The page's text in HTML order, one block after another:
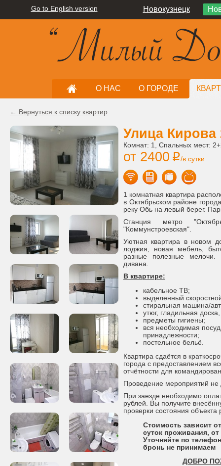
Go to English version Новокузнецк
О НАС О ГОРОДЕ
← Вернуться к списку квартир
Улица Кирова
Комнат: 1, Спальных мест:
от 2400 i/в сутки
1 комнатная квартира
в Октябрьском районе
реку Обь на левый берег.
Станция метро
"Коммунстроевская".
Уютная квартира в новом
лоджия, новая мебель,
разные полезные
дивана.
В квартире:
кабельное ТВ;
выделенный
стиральная машина/
утюг, гладильная
предметы гигиены;
вся необходимая
принадлежности;
постельное бельё.
Квартира сдаётся в
города с предоставлением
отчётности для
Проведение мероприятий не
При заезде необходимо
рублей. Вы получите
проверки состояния
Стоимость зависит
суток проживания,
Уточняйте по
бронь не принимаем
ДОБРО